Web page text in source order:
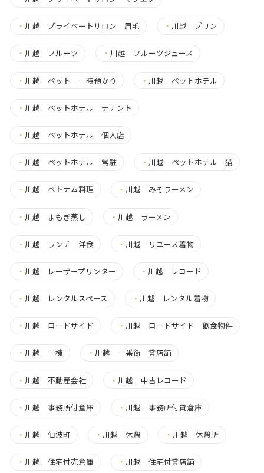
・ 川越 プライベートサロン 眉毛 ・ 川越 プリン
・ 川越 フルーツ ・ 川越 フルーツジュース
・ 川越 ペット 一時預かり ・ 川越 ペットホテル
・ 川越 ペットホテル テナント
・ 川越 ペットホテル 個人店
・ 川越 ペットホテル 常駐 ・ 川越 ペットホテル 猫
・ 川越 ベトナム料理 ・ 川越 みそラーメン
・ 川越 よもぎ蒸し ・ 川越 ラーメン
・ 川越 ランチ 洋食 ・ 川越 リユース着物
・ 川越 レーザープリンター ・ 川越 レコード
・ 川越 レンタルスペース ・ 川越 レンタル着物
・ 川越 ロードサイド ・ 川越 ロードサイド 飲食物件
・ 川越 一棟 ・ 川越 一番街 貸店舗
・ 川越 不動産会社 ・ 川越 中古レコード
・ 川越 事務所付倉庫 ・ 川越 事務所付貸倉庫
・ 川越 仙波町 ・ 川越 休憩 ・ 川越 休憩所
・ 川越 住宅付売倉庫 ・ 川越 住宅付貸店舗